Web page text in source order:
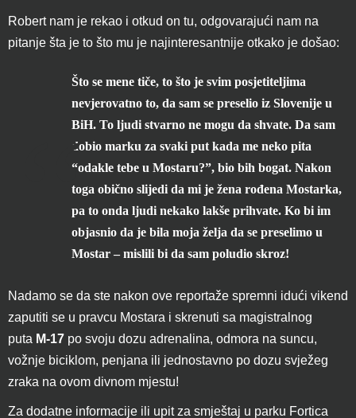
Robert nam je rekao i otkud on tu, odgovarajući nam na
pitanje šta je to što mu je najinteresantnije otkako je došao:
Što se mene tiče, to što je svim posjetiteljima
nevjerovatno to, da sam se preselio iz Slovenije u
BiH. To ljudi stvarno ne mogu da shvate. Da sam
dobio marku za svaki put kada me neko pita
“odakle tebe u Mostaru?”, bio bih bogat. Nakon
toga obično slijedi da mi je žena rođena Mostarka,
pa to onda ljudi nekako lakše prihvate. Ko bi im
objasnio da je bila moja želja da se preselimo u
Mostar – mislili bi da sam poludio skroz!
Nadamo se da ste nakon ove reportaže spremni idući vikend
zaputiti se u pravcu Mostara i skrenuti sa magistralnog
puta M-17 po svoju dozu adrenalina, odmora na suncu,
vožnje biciklom, penjana ili jednostavno po dozu svježeg
zraka na ovom divnom mjestu!
Za dodatne informacije ili upit za smještaj u parku Fortica